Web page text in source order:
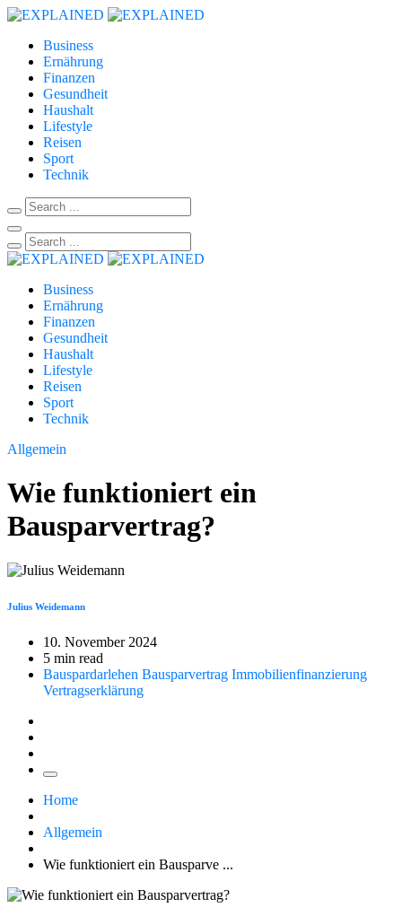
Business
Ernährung
Finanzen
Gesundheit
Haushalt
Lifestyle
Reisen
Sport
Technik
Business
Ernährung
Finanzen
Gesundheit
Haushalt
Lifestyle
Reisen
Sport
Technik
Allgemein
Wie funktioniert ein
Bausparvertrag?
Julius Weidemann
10. November 2024
5 min read
Bauspardarlehen Bausparvertrag Immobilienfinanzierung
Vertragserklärung
Home
Allgemein
Wie funktioniert ein Bausparve ...